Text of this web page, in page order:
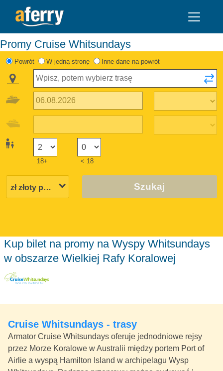
Promy Cruise Whitsundays
Powrót W jedną stronę Inne dane na powrót
18+ < 18
Szukaj
Kup bilet na promy na Wyspy Whitsundays
w obszarze Wielkiej Rafy Koralowej
Cruise Whitsundays - trasy
Armator Cruise Whitsundays oferuje jednodniowe rejsy
przez Morze Koralowe w Australii między portem Port of
Airlie a wyspą Hamilton Island w archipelagu Wysp